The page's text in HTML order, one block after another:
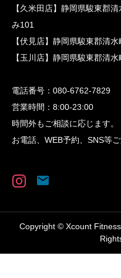
【久米田店】静岡県駿東郡
み101
【伏見店】静岡県駿東郡清
【玉川店】静岡県駿東郡清
電話番号：080-6762-7829
営業時間：8:00-23:00
時間外もご相談に応じます。
お電話、WEB予約、SNS等
Copyright © Xcount